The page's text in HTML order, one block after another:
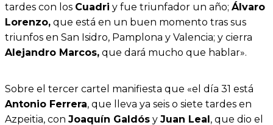
tardes con los Cuadri y fue triunfador un año; Álvaro
Lorenzo, que está en un buen momento tras sus
triunfos en San Isidro, Pamplona y Valencia; y cierra
Alejandro Marcos, que dará mucho que hablar».
Sobre el tercer cartel manifiesta que «el día 31 está
Antonio Ferrera, que lleva ya seis o siete tardes en
Azpeitia, con Joaquín Galdós y Juan Leal, que dio el